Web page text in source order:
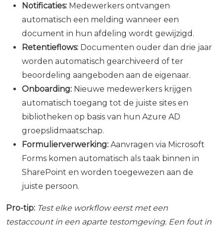
Notificaties: Medewerkers ontvangen
automatisch een melding wanneer een
document in hun afdeling wordt gewijzigd.
Retentieflows: Documenten ouder dan drie jaar
worden automatisch gearchiveerd of ter
beoordeling aangeboden aan de eigenaar.
Onboarding: Nieuwe medewerkers krijgen
automatisch toegang tot de juiste sites en
bibliotheken op basis van hun Azure AD
groepslidmaatschap.
Formulierverwerking: Aanvragen via Microsoft
Forms komen automatisch als taak binnen in
SharePoint en worden toegewezen aan de
juiste persoon.
Pro-tip: Test elke workflow eerst met een
testaccount in een aparte testomgeving. Een fout in